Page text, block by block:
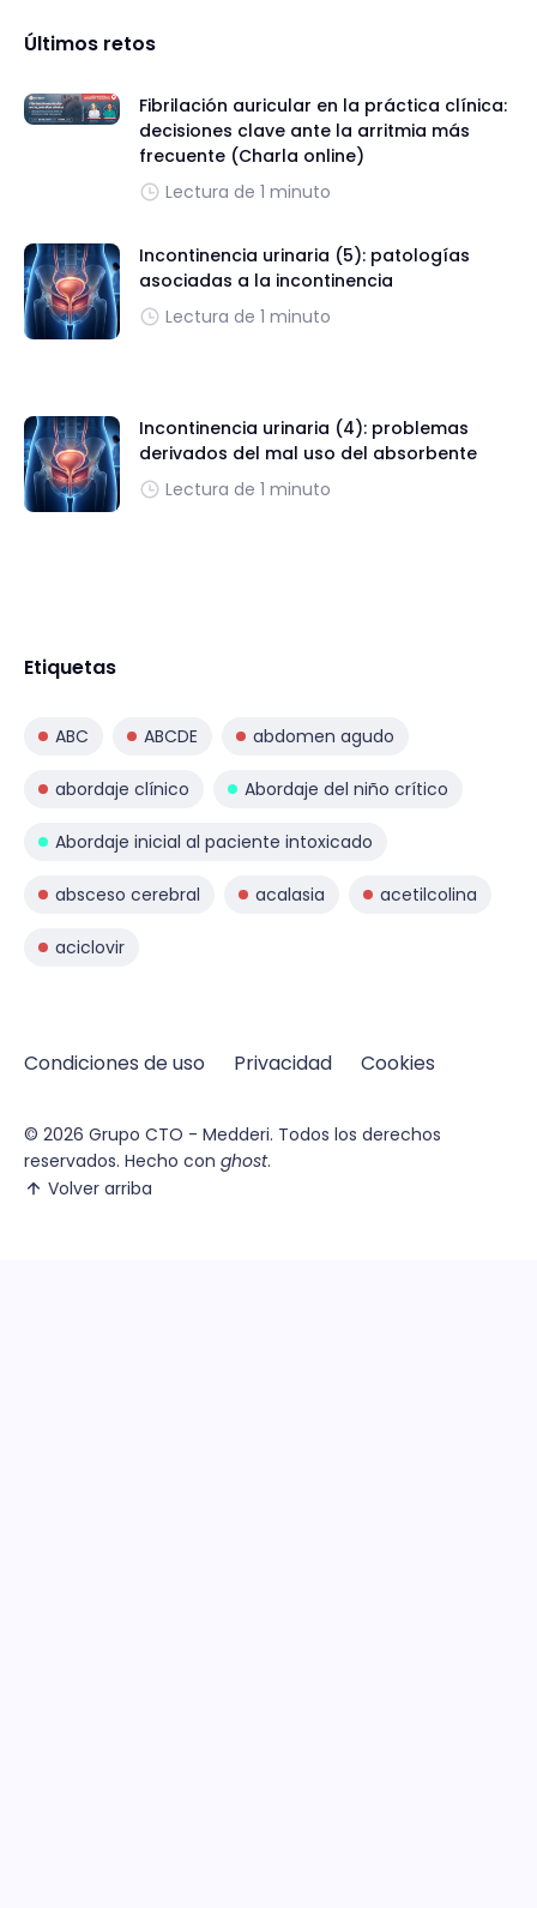
Últimos retos
Fibrilación auricular en la práctica clínica:
decisiones clave ante la arritmia más
frecuente (Charla online)
Lectura de 1 minuto
Incontinencia urinaria (5): patologías
asociadas a la incontinencia
Lectura de 1 minuto
Incontinencia urinaria (4): problemas
derivados del mal uso del absorbente
Lectura de 1 minuto
Etiquetas
ABC ABCDE abdomen agudo
abordaje clínico Abordaje del niño crítico
Abordaje inicial al paciente intoxicado
absceso cerebral acalasia acetilcolina
aciclovir
Condiciones de uso Privacidad Cookies
© 2026 Grupo CTO - Medderi. Todos los derechos
reservados. Hecho con ghost.
Volver arriba